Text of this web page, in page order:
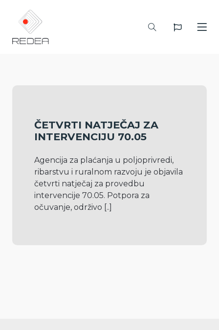
ČETVRTI NATJEČAJ ZA
INTERVENCIJU 70.05
Agencija za plaćanja u poljoprivredi,
ribarstvu i ruralnom razvoju je objavila
četvrti natječaj za provedbu
intervencije 70.05. Potpora za
očuvanje, održivo [..]